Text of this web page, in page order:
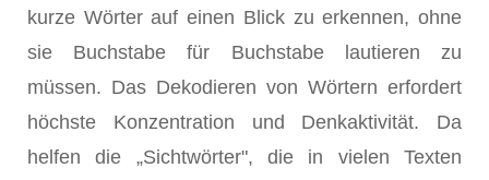
kurze Wörter auf einen Blick zu erkennen, ohne
sie Buchstabe für Buchstabe lautieren zu
müssen. Das Dekodieren von Wörtern erfordert
höchste Konzentration und Denkaktivität. Da
helfen die „Sichtwörter", die in vielen Texten